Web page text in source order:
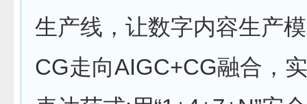
生产线，让数字内容生产
CG走向AIGC+CG融合，